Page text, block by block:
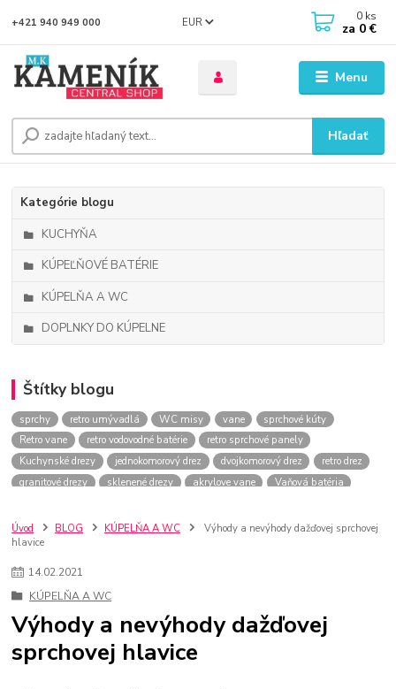
Menu
EUR
Hľadať
+421 940 949 000 0 ks
za 0 €
Kategórie blogu
KUCHYŇA
KÚPEĽŇOVÉ BATÉRIE
KÚPELŇA A WC
DOPLNKY DO KÚPELNE
Štítky blogu
sprchy retro umývadlá WC misy vane
sprchové kúty
Retro vane
retro vodovodné batérie
retro sprchové panely
Kuchynské drezy
jednokomorový drez dvojkomorový drez
retro drez
granitové drezy
sklenené drezy akrylove vane
Vaňová batéria
stojace WC
odtoky wc misa umývadlá
medene drezy
Granitové drezy
čierne drezy
Retro batérie
Inštalácia ventilátora
Vane Sprchy
sprchové police
police do kúpeľne
Sprchové súpravy
Úvod BLOG KÚPELŇA A WC
Výhody a nevýhody dažďovej sprchovej
hlavice
14.02.2021
KÚPELŇA A WC
Výhody a nevýhody dažďovej
sprchovej hlavice